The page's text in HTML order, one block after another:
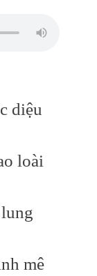
diệu
loài
mê